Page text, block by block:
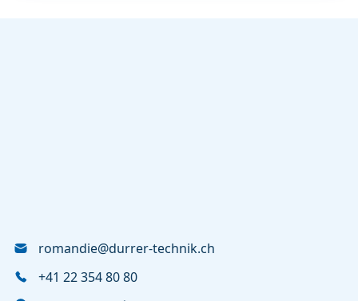
romandie@durrer-technik.ch
+41 22 354 80 80